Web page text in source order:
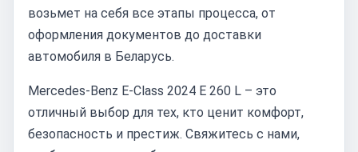
возьмет на себя все этапы процесса, от
оформления документов до доставки
автомобиля в Беларусь.
Mercedes-Benz E-Class 2024 E 260 L – это
отличный выбор для тех, кто ценит комфорт,
безопасность и престиж. Свяжитесь с нами,